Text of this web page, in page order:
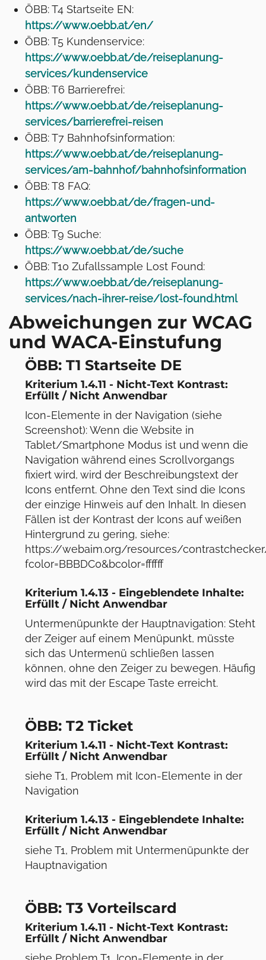
ÖBB: T4 Startseite EN:
https://www.oebb.at/en/
ÖBB: T5 Kundenservice:
https://www.oebb.at/de/reiseplanung-
services/kundenservice
ÖBB: T6 Barrierefrei:
https://www.oebb.at/de/reiseplanung-
services/barrierefrei-reisen
ÖBB: T7 Bahnhofsinformation:
https://www.oebb.at/de/reiseplanung-
services/am-bahnhof/bahnhofsinformation
ÖBB: T8 FAQ:
https://www.oebb.at/de/fragen-und-
antworten
ÖBB: T9 Suche:
https://www.oebb.at/de/suche
ÖBB: T10 Zufallssample Lost Found:
https://www.oebb.at/de/reiseplanung-
services/nach-ihrer-reise/lost-found.html
Abweichungen zur WCAG
und WACA-Einstufung
ÖBB: T1 Startseite DE
Kriterium 1.4.11 - Nicht-Text Kontrast:
Erfüllt / Nicht Anwendbar
Icon-Elemente in der Navigation (siehe
Screenshot): Wenn die Website in
Tablet/Smartphone Modus ist und wenn die
Navigation während eines Scrollvorgangs
fixiert wird, wird der Beschreibungstext der
Icons entfernt. Ohne den Text sind die Icons
der einzige Hinweis auf den Inhalt. In diesen
Fällen ist der Kontrast der Icons auf weißen
Hintergrund zu gering, siehe:
https://webaim.org/resources/
fcolor=BBBDC0&bcolor=ffffff
Kriterium 1.4.13 - Eingeblendete Inhalte:
Erfüllt / Nicht Anwendbar
Untermenüpunkte der Hauptnavigation: Steht
der Zeiger auf einem Menüpunkt, müsste
sich das Untermenü schließen lassen
können, ohne den Zeiger zu bewegen. Häufig
wird das mit der Escape Taste erreicht.
ÖBB: T2 Ticket
Kriterium 1.4.11 - Nicht-Text Kontrast:
Erfüllt / Nicht Anwendbar
siehe T1, Problem mit Icon-Elemente in der
Navigation
Kriterium 1.4.13 - Eingeblendete Inhalte:
Erfüllt / Nicht Anwendbar
siehe T1, Problem mit Untermenüpunkte der
Hauptnavigation
ÖBB: T3 Vorteilscard
Kriterium 1.4.11 - Nicht-Text Kontrast:
Erfüllt / Nicht Anwendbar